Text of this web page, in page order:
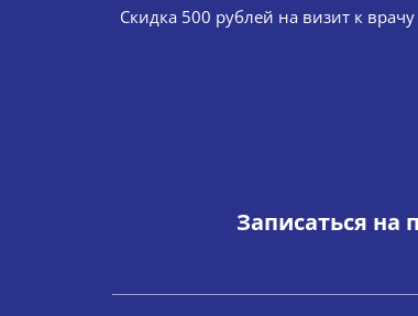
Скидка 500 рублей на визит к
Записаться на